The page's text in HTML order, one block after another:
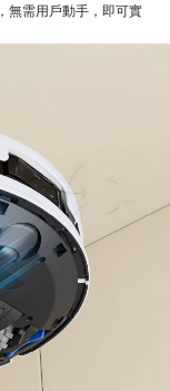
無需用戶動手，即可實